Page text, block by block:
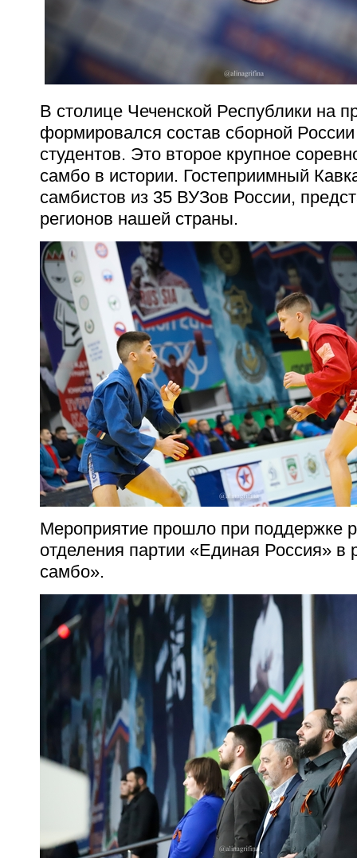
В столице Чеченской Республики на
формировался состав сборной
студентов. Это второе крупное
самбо в истории. Гостеприимный
самбистов из 35 ВУЗов России,
регионов нашей страны.
Мероприятие прошло при поддержке
отделения партии «Единая Россия» в
самбо».